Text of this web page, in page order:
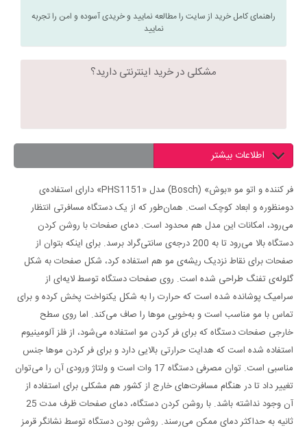
راهنمای کامل خرید از سایت را مطالعه نمایید و خریدی آسوده و امن را تجربه
نمایید
مشکلی در خرید اینترنتی دارید؟
اطلاعات بیشتر
فر کننده و اتو مو «بوش» (Bosch) مدل «PHS1151» دارای استفاده‌ی
دومنظوره و ابعاد کوچک است. همان‌طور که از یک دستگاه مسافرتی انتظار
می‌رود، امکانات این مدل هم محدود است. دمای صفحات با روشن کردن
دستگاه بالا می‌رود تا به 200 درجه‌ی سانتی‌گراد برسد. برای اینکه بتوان از
صفحات برای نقاط نزدیک ریشه‌ی مو هم استفاده کرد، شکل صفحات به شکل
گلوله‌ی تفنگ طراحی شده است. روی صفحات دستگاه توسط لایه‌ای از
سرامیک پوشانده شده است که حرارت را به شکل یکنواخت پخش کرده و برای
تماس با مو مناسب است و به‌خوبی موها را صاف می‌کند. اما روی سطح
خارجی صفحات دستگاه که برای فر کردن مو استفاده می‌شود، از فلز آلومینیوم
استفاده شده است که هدایت حرارتی بالایی دارد و برای فر کردن موها جنس
مناسبی است. توان مصرفی دستگاه 17 وات است و ولتاژ ورودی آن را می‌توان
تغییر داد تا در هنگام مسافرت‌های خارج از کشور هم مشکلی برای استفاده از
آن وجود نداشته باشد. با روشن کردن دستگاه، دمای صفحات ظرف مدت 25
ثانیه به حداکثر دمای ممکن می‌رسند. روشن بودن دستگاه توسط نشانگر قرمز